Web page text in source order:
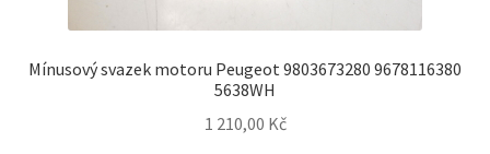
Mínusový svazek motoru Peugeot 9803673280 9678116380
5638WH
1 210,00 Kč